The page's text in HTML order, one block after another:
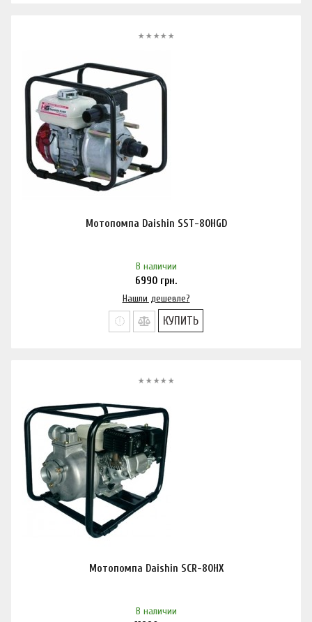
Мотопомпа Daishin SST-80HGD
В наличии
6990 грн.
Нашли дешевле?
КУПИТЬ
Мотопомпа Daishin SCR-80HX
В наличии